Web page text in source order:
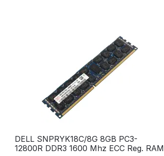
DELL SNPRYK18C/8G 8GB PC3-
12800R DDR3 1600 Mhz ECC Reg. RAM